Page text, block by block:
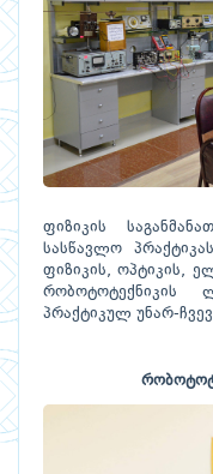
ფიზიკის
სასწავლო
ფიზიკის, ოპტიკის,
რობოტოტექნიკის
პრაქტიკულ უნარ-